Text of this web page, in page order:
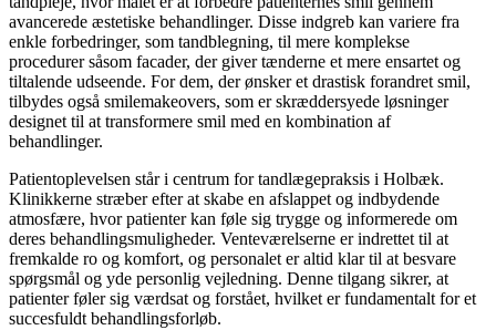
avancerede æstetiske behandlinger. Disse indgreb kan variere fra
enkle forbedringer, som tandblegning, til mere komplekse
procedurer såsom facader, der giver tænderne et mere ensartet og
tiltalende udseende. For dem, der ønsker et drastisk forandret smil,
tilbydes også smilemakeovers, som er skræddersyede løsninger
designet til at transformere smil med en kombination af
behandlinger.
Patientoplevelsen står i centrum for tandlægepraksis i Holbæk.
Klinikkerne stræber efter at skabe en afslappet og indbydende
atmosfære, hvor patienter kan føle sig trygge og informerede om
deres behandlingsmuligheder. Venteværelserne er indrettet til at
fremkalde ro og komfort, og personalet er altid klar til at besvare
spørgsmål og yde personlig vejledning. Denne tilgang sikrer, at
patienter føler sig værdsat og forstået, hvilket er fundamentalt for et
succesfuldt behandlingsforløb.